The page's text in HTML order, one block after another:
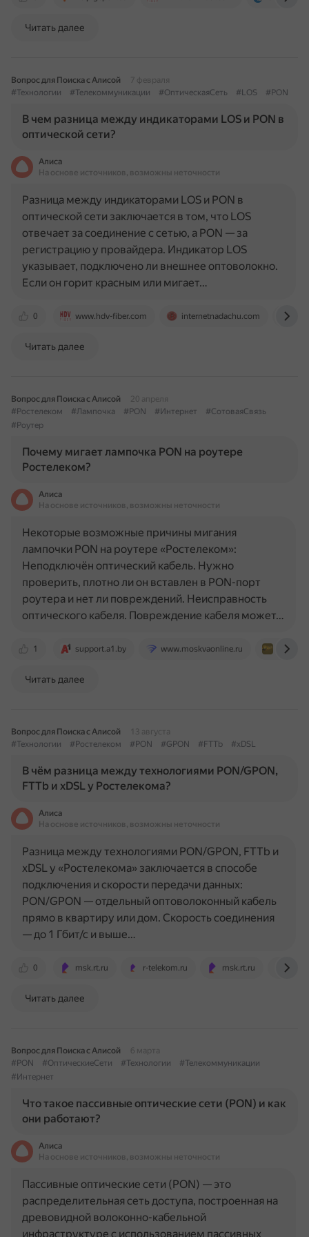
Читать далее
Вопрос для Поиска с Алисой
7 февраля
#Технологии
#Телекоммуникации #ОптическаяСеть #LOS #PON
В чем разница между индикаторами LOS и PON в
оптической сети?
Алиса
На основе источников, возможны неточности
0 www.hdv-fiber.com internetnadachu.com
Разница между индикаторами LOS и PON в
оптической сети заключается в том, что LOS
отвечает за соединение с сетью, а PON — за
регистрацию у провайдера. Индикатор LOS
указывает, подключено ли внешнее оптоволокно.
Если он горит красным или мигает…
Читать далее
Вопрос для Поиска с Алисой
20 апреля
#Ростелеком
#Лампочка #PON #Интернет
#СотоваяСвязь
#Роутер
Почему мигает лампочка PON на роутере
Ростелеком?
Алиса
На основе источников, возможны неточности
1 support.a1.by www.moskvaonline.ru help-
Некоторые возможные причины мигания
лампочки PON на роутере «Ростелеком»:
Неподключён оптический кабель. Нужно
проверить, плотно ли он вставлен в PON-порт
роутера и нет ли повреждений. Неисправность
оптического кабеля. Повреждение кабеля может…
Читать далее
Вопрос для Поиска с Алисой
13 августа
#Технологии
#Ростелеком #PON #GPON #FTTb #xDSL
В чём разница между технологиями PON/GPON,
FTTb и xDSL у Ростелекома?
Алиса
На основе источников, возможны неточности
0 msk.rt.ru r-telekom.ru msk.rt.ru
Разница между технологиями PON/GPON, FTTb и
xDSL у «Ростелекома» заключается в способе
подключения и скорости передачи данных:
PON/GPON — отдельный оптоволоконный кабель
прямо в квартиру или дом. Скорость соединения
— до 1 Гбит/с и выше…
Читать далее
Вопрос для Поиска с Алисой
6 марта
#PON
#ОптическиеСети #Технологии
#Телекоммуникации
#Интернет
Что такое пассивные оптические сети (PON) и как
они работают?
Алиса
На основе источников, возможны неточности
Пассивные оптические сети (PON) — это
распределительная сеть доступа, построенная на
древовидной волоконно-кабельной
инфраструктуре с использованием пассивных